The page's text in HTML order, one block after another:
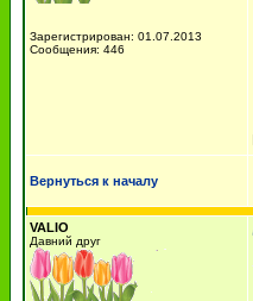
Зарегистрирован: 01.07.2013
Сообщения: 446
Вернуться к началу
VALIO
Давний друг